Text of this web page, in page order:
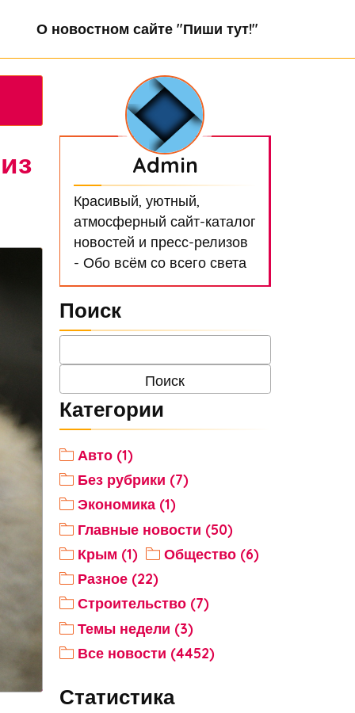
О новостном сайте "Пиши тут!"
Admin
Красивый, уютный,
атмосферный сайт-каталог
новостей и пресс-релизов
- Обо всём со всего света
Поиск
Категории
Авто (1)
Без рубрики (7)
Экономика (1)
Главные новости (50)
Крым (1)
Общество (6)
Разное (22)
Строительство (7)
Темы недели (3)
Все новости (4452)
Статистика